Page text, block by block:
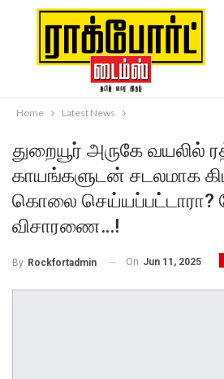
Home Latest News
துறையூர் அருகே வயலில்
காயங்களுடன் சடலமாக
கொலை செய்யப்பட்டாரா?
விசாரணை…!
By Rockfortadmin On Jun 11, 2025